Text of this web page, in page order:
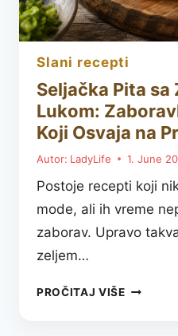
slani recepti
Seljačka Pita sa
Lukom:
Koji Osvaja na
Autor: LadyLife 1. June
Postoje recepti koji
mode, ali ih vreme
zaborav. Upravo
zeljem…
PROČITAJ VIŠE